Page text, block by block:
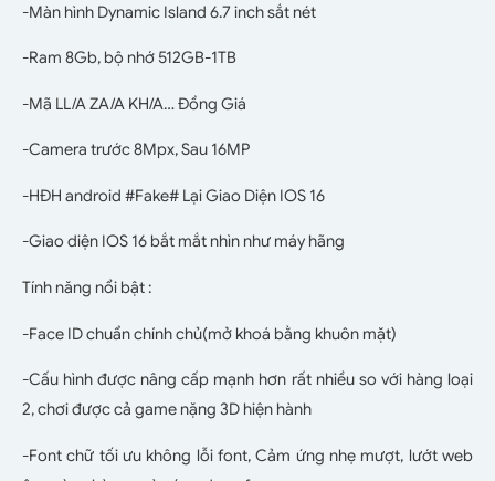
-Màn hình Dynamic Island 6.7 inch sắt nét
-Ram 8Gb, bộ nhớ 512GB-1TB
-Mã LL/A ZA/A KH/A… Đồng Giá
-Camera trước 8Mpx, Sau 16MP
-HĐH android #Fake# Lại Giao Diện IOS 16
-Giao diện IOS 16 bắt mắt nhìn như máy hãng
Tính năng nổi bật :
-Face ID chuẩn chính chủ(mở khoá bằng khuôn mặt)
-Cấu hình được nâng cấp mạnh hơn rất nhiều so với hàng loại
2, chơi được cả game nặng 3D hiện hành
-Font chữ tối ưu không lỗi font, Cảm ứng nhẹ mượt, lướt web